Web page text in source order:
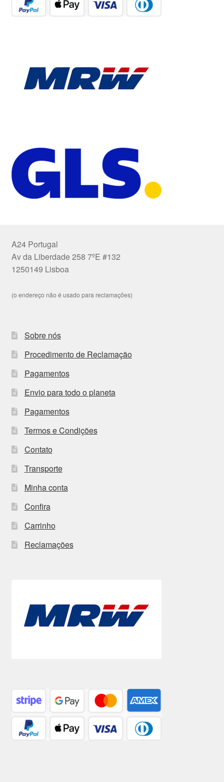
A24 Portugal
Av da Liberdade 258 7ºE #132
1250149 Lisboa
(o endereço não é usado para reclamações)
Sobre nós
Procedimento de Reclamação
Pagamentos
Envio para todo o planeta
Pagamentos
Termos e Condições
Contato
Transporte
Minha conta
Confira
Carrinho
Reclamações